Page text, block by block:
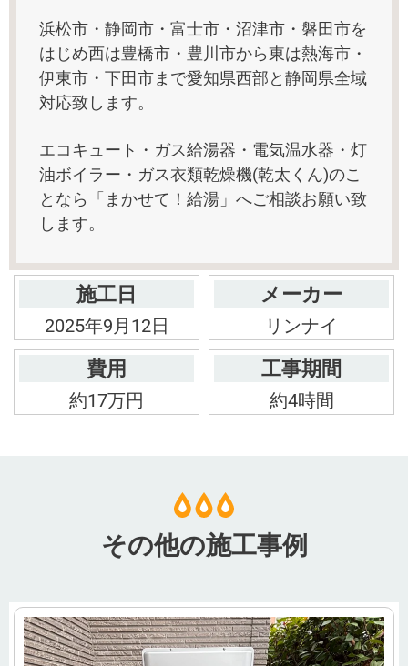
浜松市・静岡市・富士市・沼津市・磐田市を
はじめ西は豊橋市・豊川市から東は熱海市・
伊東市・下田市まで愛知県西部と静岡県全域
対応致します。
エコキュート・ガス給湯器・電気温水器・灯
油ボイラー・ガス衣類乾燥機(乾太くん)のこ
となら「まかせて！給湯」へご相談お願い致
します。
施工日
2025年9月12日
メーカー
リンナイ
費用
約17万円
工事期間
約4時間
その他の施工事例